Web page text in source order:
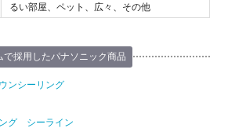
るい部屋、ペット、広々、その他
で採用したパナソニック商品
ンシーリング
グ シーライン